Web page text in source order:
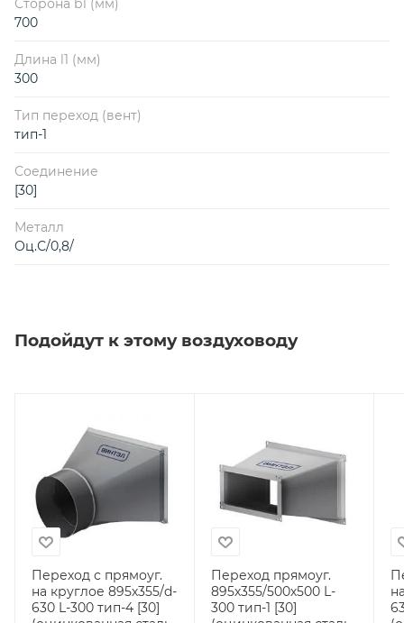
Сторона b1 (мм)
700
Длина l1 (мм)
300
Тип переход (вент)
тип-1
Соединение
[30]
Металл
Оц.С/0,8/
Подойдут к этому воздуховоду
Переход с прямоуг.
на круглое 895х355/d-
630 L-300 тип-4 [30]
Переход прямоуг.
895х355/500х500 L-
300 тип-1 [30]